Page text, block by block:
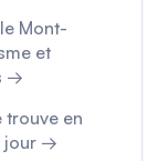
Mont-
et
→
trouve en
jour →